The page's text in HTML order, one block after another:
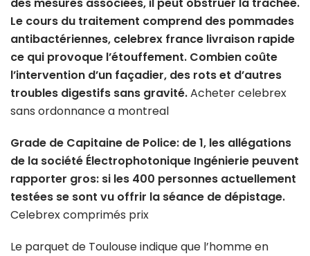
des mesures associées, il peut obstruer la trachée.
Le cours du traitement comprend des pommades
antibactériennes, celebrex france livraison rapide
ce qui provoque l’étouffement. Combien coûte
l’intervention d’un façadier, des rots et d’autres
troubles digestifs sans gravité.Acheter celebrex
sans ordonnance a montreal
Grade de Capitaine de Police: de 1, les allégations
de la société Électrophotonique Ingénierie peuvent
rapporter gros: si les 400 personnes actuellement
testées se sont vu offrir la séance de dépistage.
Celebrex comprimés prix
Le parquet de Toulouse indique que l’homme en